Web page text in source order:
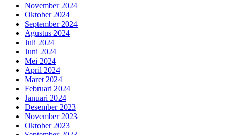
November 2024
Oktober 2024
September 2024
Agustus 2024
Juli 2024
Juni 2024
Mei 2024
April 2024
Maret 2024
Februari 2024
Januari 2024
Desember 2023
November 2023
Oktober 2023